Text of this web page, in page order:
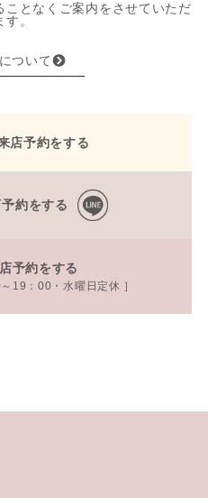
ことなくご案内をさせていただ
す。
ついて
店予約をする
約をする
予約をする
19：00・水曜日定休 ］